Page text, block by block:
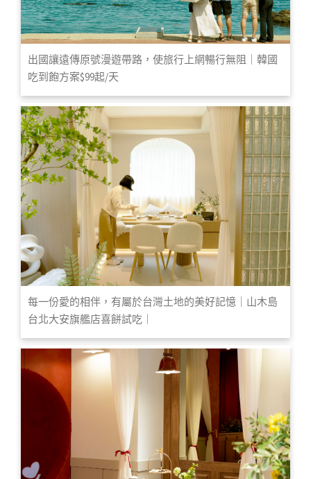
出國讓遠傳原號漫遊帶路，使旅行上網暢行無阻｜韓國
吃到飽方案$99起/天
每一份愛的相伴，有屬於台灣土地的美好記憶｜山木島
台北大安旗艦店喜餅試吃｜